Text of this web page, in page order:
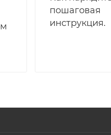
пошаговая
инструкция.